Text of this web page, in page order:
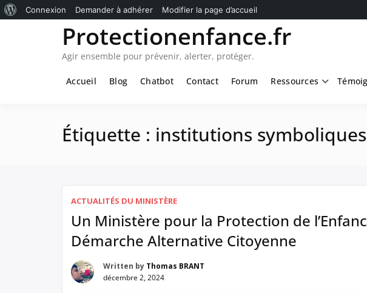
Protectionenfance.fr
Agir ensemble pour prévenir, alerter, protéger.
Accueil Blog Chatbot Contact Forum Ressources
Étiquette : institutions symboliques
ACTUALITÉS DU MINISTÈRE
Un Ministère pour la Protection de
Démarche Alternative Citoyenne
Written by Thomas BRANT
décembre 2, 2024
Connexion Demander à adhérer Modifier la page d’accueil